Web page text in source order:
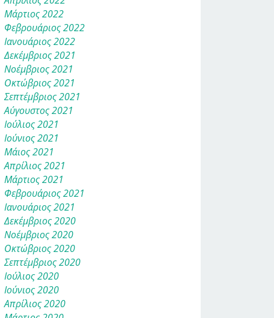
Μάρτιος 2022
Φεβρουάριος 2022
Ιανουάριος 2022
Δεκέμβριος 2021
Νοέμβριος 2021
Οκτώβριος 2021
Σεπτέμβριος 2021
Αύγουστος 2021
Ιούλιος 2021
Ιούνιος 2021
Μάιος 2021
Απρίλιος 2021
Μάρτιος 2021
Φεβρουάριος 2021
Ιανουάριος 2021
Δεκέμβριος 2020
Νοέμβριος 2020
Οκτώβριος 2020
Σεπτέμβριος 2020
Ιούλιος 2020
Ιούνιος 2020
Απρίλιος 2020